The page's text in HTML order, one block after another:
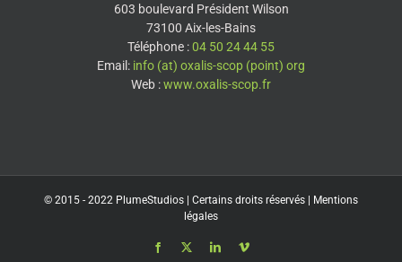
603 boulevard Président Wilson
73100 Aix-les-Bains
Téléphone :04 50 24 44 55
Email: info (at) oxalis-scop (point) org
Web :www.oxalis-scop.fr
© 2015 - 2022 PlumeStudios | Certains droits réservés | Mentions
légales
Facebook LinkedInVimeo